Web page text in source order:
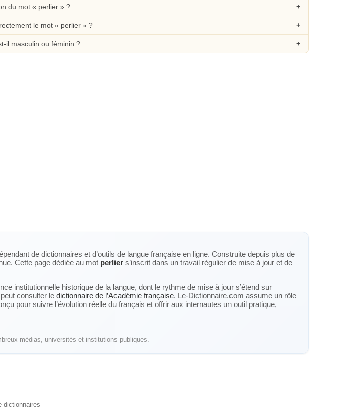
du mot « perlier » ?
le mot « perlier » ?
il masculin ou féminin ?
de dictionnaires et d’outils de langue française en ligne. Construite depuis plus de
Cette page dédiée au mot perlier s’inscrit dans un travail régulier de mise à jour et de
institutionnelle historique de la langue, dont le rythme de mise à jour s’étend sur
consulter le dictionnaire de l’Académie française. Le-Dictionnaire.com assume un rôle
pour suivre l’évolution réelle du français et offrir aux internautes un outil pratique,
médias, universités et institutions publiques.
dictionnaires